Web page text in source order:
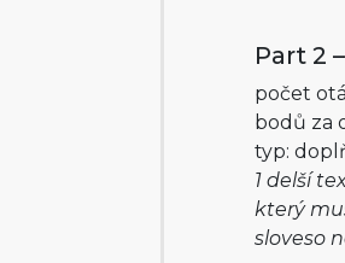
Part 2
počet
bodů za
typ:
1 delší
který
sloveso